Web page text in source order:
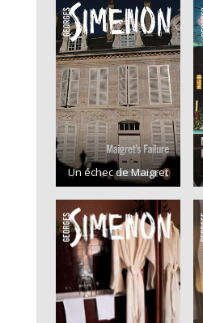
Un échec de Maigret